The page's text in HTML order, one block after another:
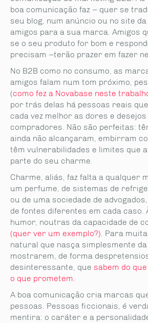
boa comunicação faz – quer se
seu blog, num anúncio ou no site
amigos para a sua marca. Amigos
se o seu produto for bom e
precisam –terão prazer em fazer
No B2B como no consumo, as
amigos falam num tom próximo,
(como fez a Novabase neste
por trás delas há pessoas reais
cada vez melhor as dores e
compradores. Não são perfeitas:
ainda não alcançaram, embirram
têm vulnerabilidades e limites que
parte do seu charme.
Charme, aliás, faz falta a qualquer
um perfume, de sistemas de
ou de uma sociedade de
de fontes diferentes em cada caso.
humor, noutras da capacidade de
(quer ver um exemplo?). Para
natural que nasça simplesmente
mostrarem, de forma
desinteressante, que sabem do
o que prometem.
A boa comunicação cria marcas
pessoas. Pessoas ficcionais, é
mentira: o caráter e a